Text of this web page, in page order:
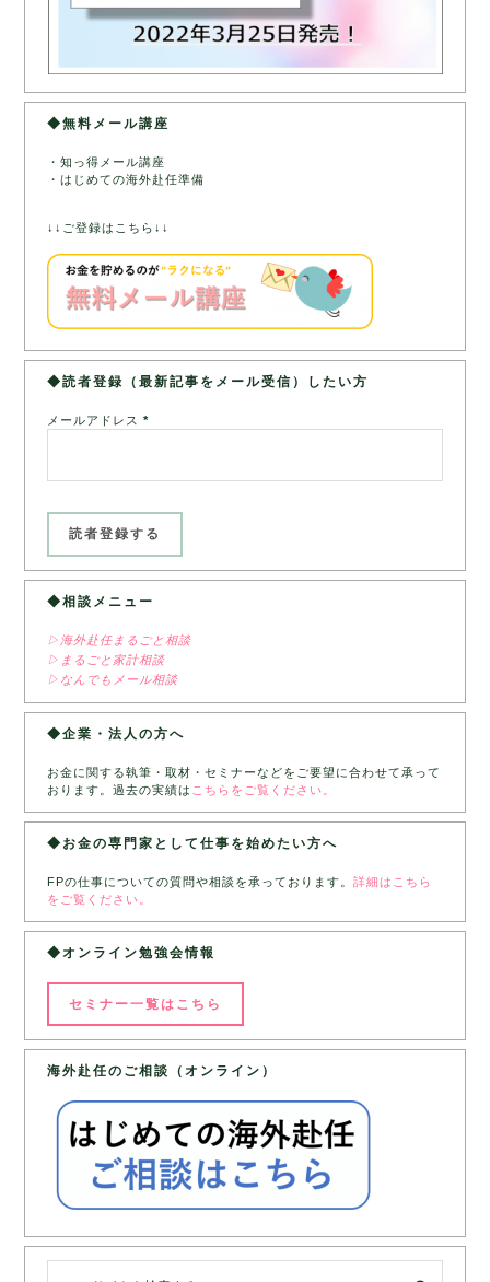
◆無料メール講座
・知っ得メール講座
・はじめての海外赴任準備
↓↓ご登録はこちら↓↓
◆読者登録（最新記事をメール受信）したい方
メールアドレス*
◆相談メニュー
▷海外赴任まるごと相談
▷まるごと家計相談
▷なんでもメール相談
◆企業・法人の方へ
お金に関する執筆・取材・セミナーなどをご要望に合わせて承って
おります。過去の実績は こちらをご覧ください。
◆お金の専門家として仕事を始めたい方へ
FPの仕事についての質問や相談を承っております。詳細はこちら
をご覧ください。
◆オンライン勉強会情報
セミナー一覧はこちら
海外赴任のご相談（オンライン）